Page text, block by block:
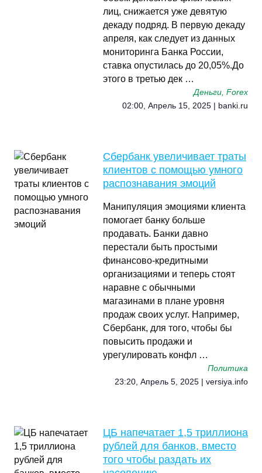
лиц, снижается уже девятую
декаду подряд. В первую декаду
апреля, как следует из данных
мониторинга Банка России,
ставка опустилась до 20,05%.До
этого в третью дек …
Деньги, Forex
02:00, Апрель 15, 2025 | banki.ru
Сбербанк увеличивает траты
клиентов с помощью умного
распознавания эмоций
Манипуляция эмоциями клиента
помогает банку больше
продавать. Банки давно
перестали быть простыми
финансово-кредитными
организациями и теперь стоят
наравне с обычными
магазинами в плане уровня
продаж своих услуг. Например,
Сбербанк, для того, чтобы бы
повысить продажи и
урегулировать конфл …
Политика
23:20, Апрель 5, 2025 | versiya.info
ЦБ напечатает 1,5 триллиона
рублей для банков, вместо
того чтобы раздать их